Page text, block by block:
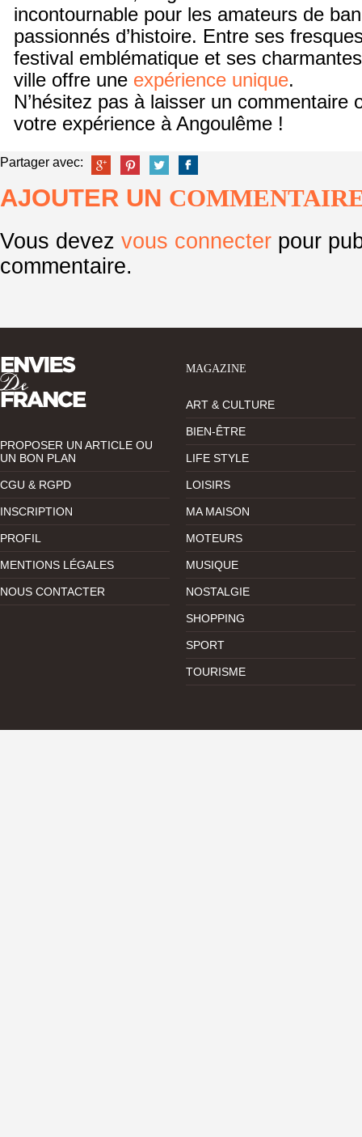
incontournable pour les amateurs de
passionnés d’histoire. Entre ses
festival emblématique et ses
ville offre une expérience unique.
N’hésitez pas à laisser un commentaire
votre expérience à Angoulême !
Partager avec:
AJOUTER UN
Vous devez vous connecter pour
commentaire.
PROPOSER UN ARTICLE OU
UN BON PLAN
CGU & RGPD
INSCRIPTION
PROFIL
MENTIONS LÉGALES
NOUS CONTACTER
MAGAZINE
ART & CULTURE
BIEN-ÊTRE
LIFE STYLE
LOISIRS
MA MAISON
MOTEURS
MUSIQUE
NOSTALGIE
SHOPPING
SPORT
TOURISME